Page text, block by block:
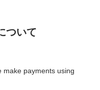
ついて
make payments using